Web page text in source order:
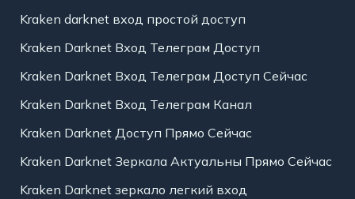
Kraken darknet вход простой доступ
Kraken Darknet Вход Телеграм Доступ
Kraken Darknet Вход Телеграм Доступ Сейчас
Kraken Darknet Вход Телеграм Канал
Kraken Darknet Доступ Прямо Сейчас
Kraken Darknet Зеркала Актуальны Прямо Сейчас
Kraken Darknet зеркало легкий вход